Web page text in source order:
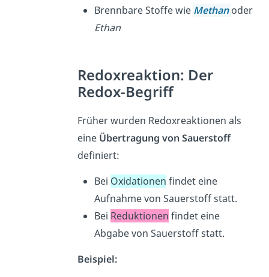
Brennbare Stoffe wie Methan oder
Ethan
Redoxreaktion: Der
Redox-Begriff
Früher wurden Redoxreaktionen als
eine Übertragung von Sauerstoff
definiert:
Bei Oxidationen findet eine
Aufnahme von Sauerstoff statt.
Bei Reduktionen findet eine
Abgabe von Sauerstoff statt.
Beispiel: